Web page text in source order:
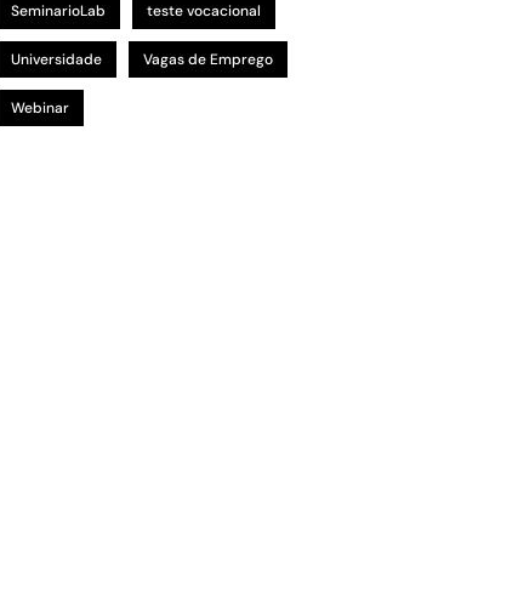
SeminarioLab teste vocacional
Universidade Vagas de Emprego
Webinar